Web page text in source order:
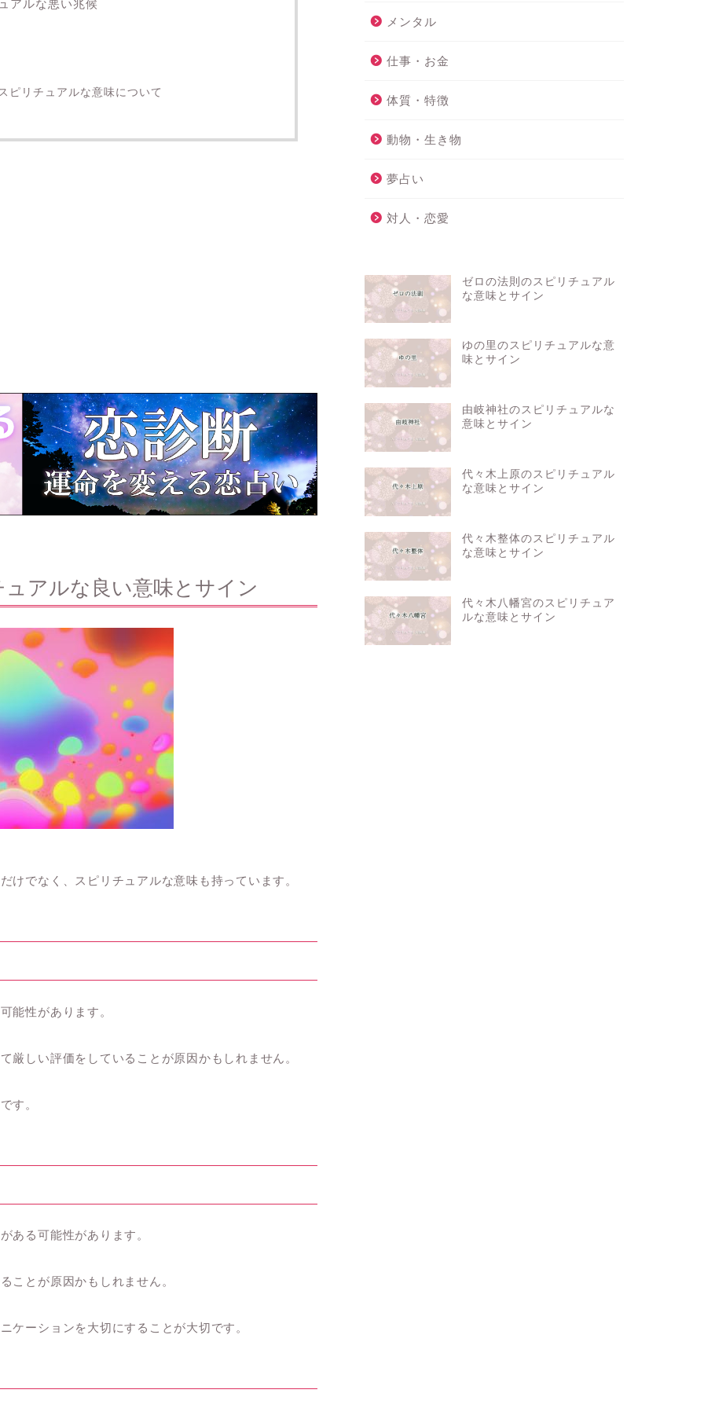
アルな悪い兆候
ピリチュアルな意味について
アルな良い意味とサイン
けでなく、スピリチュアルな意味も持っています。
能性があります。
厳しい評価をしていることが原因かもしれません。
す。
ある可能性があります。
ことが原因かもしれません。
ケーションを大切にすることが大切です。
メンタル
仕事・お金
体質・特徴
動物・生き物
夢占い
対人・恋愛
ゼロの法則のスピリチュアル
な意味とサイン
ゆの里のスピリチュアルな意
味とサイン
由岐神社のスピリチュアルな
意味とサイン
代々木上原のスピリチュアル
な意味とサイン
代々木整体のスピリチュアル
な意味とサイン
代々木八幡宮のスピリチュア
ルな意味とサイン